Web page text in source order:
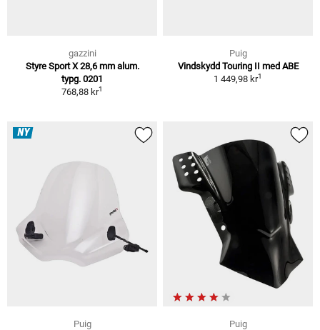
gazzini
Styre Sport X 28,6 mm alum.
typg. 0201
768,88 kr1
Puig
Vindskydd Touring II med ABE
1 449,98 kr1
NY
Puig
Puig